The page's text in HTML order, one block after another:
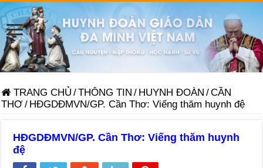
TRANG CHỦ /THÔNG TIN / HUYNH ĐOÀN /CẦN
THƠ/ HĐGDĐMVN/GP. Cần Thơ: Viếng thăm huynh đệ
HĐGDĐMVN/GP. Cần Thơ: Viếng thăm huynh
đệ